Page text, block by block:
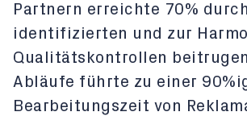
Partnern erreichte 70%
identifizierten und zur
Qualitätskontrollen
Abläufe führte zu einer
Bearbeitungszeit von